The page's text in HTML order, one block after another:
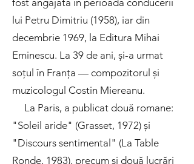
fost angajată în perioada conducerii
lui Petru Dimitriu (1958), iar din
decembrie 1969, la Editura Mihai
Eminescu. La 39 de ani, și-a urmat
soțul în Franța — compozitorul și
muzicologul Costin Miereanu.
La Paris, a publicat două romane:
"Soleil aride" (Grasset, 1972) și
"Discours sentimental" (La Table
Ronde, 1983), precum și două lucrări